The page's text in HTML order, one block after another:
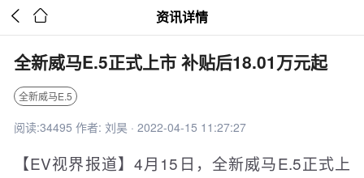
  资讯详情
全新威马E.5正式上市 补贴后18.01万元起
全新威马E.5
阅读:34495 作者: 刘昊 · 2022-04-15 11:27:27
【EV视界报道】4月15日，全新威马E.5正式上